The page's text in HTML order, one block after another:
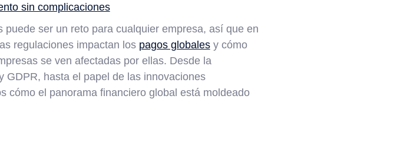
sin complicaciones
ser un reto para cualquier empresa, así que en
regulaciones impactan los pagos globalesy cómo
se ven afectadas por ellas. Desde la
GDPR, hasta el papel de las innovaciones
cómo el panorama financiero global está moldeado